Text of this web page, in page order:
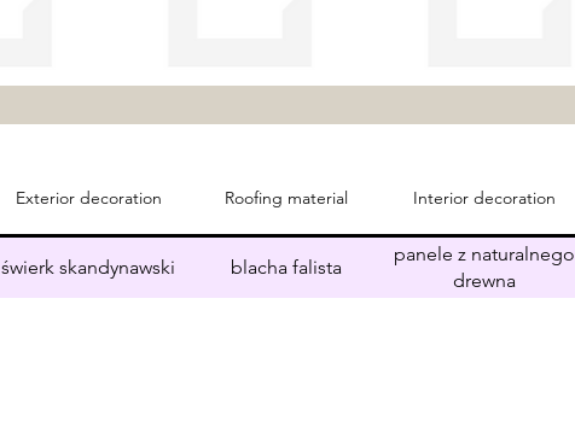
Exterior decoration Roofing material Interior decoration
świerk skandynawski blacha falista
panele z naturalnego
drewna